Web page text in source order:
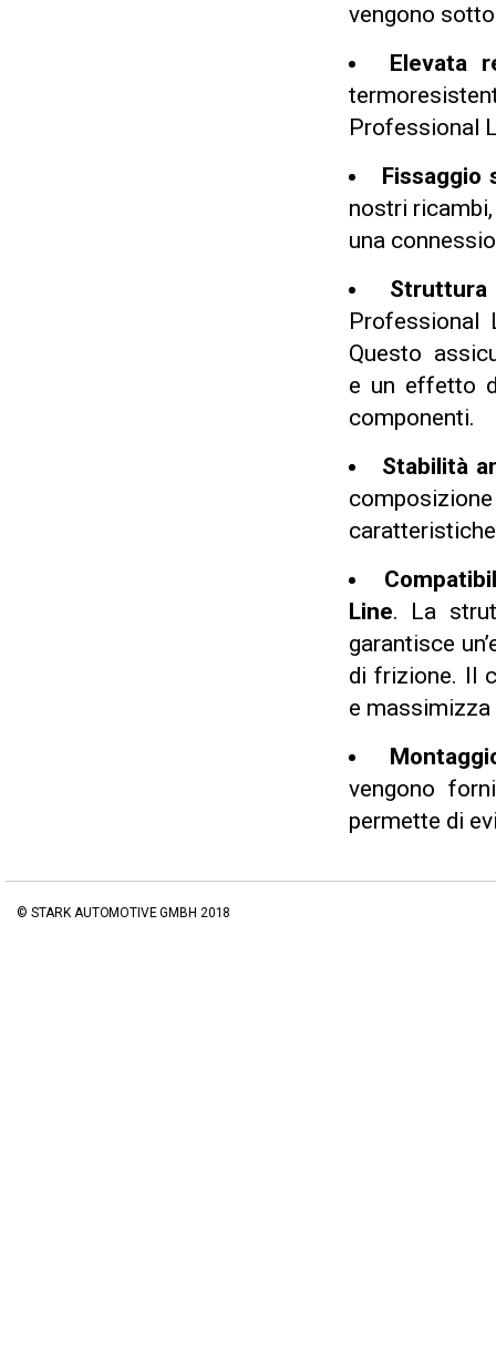
vengono
Elevata
Professional
Fissaggio
nostri
una
Professional
Questo
e un effetto
componenti.
Stabilità
Line. La
garantisce
di frizione. Il
e
vengono
permette di
© STARK AUTOMOTIVE GMBH 2018